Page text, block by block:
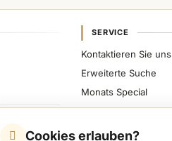
Cookies erlauben?
SERVICE
Kontaktieren Sie uns
Erweiterte Suche
Monats Special
erhalten.